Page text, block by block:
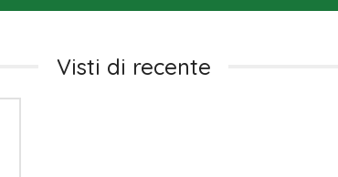
Visti di recente